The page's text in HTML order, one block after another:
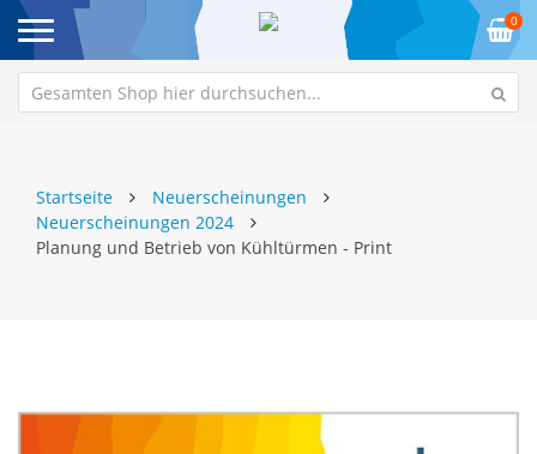
0
Startseite
Neuerscheinungen
Neuerscheinungen 2024
Planung und Betrieb von Kühltürmen - Print